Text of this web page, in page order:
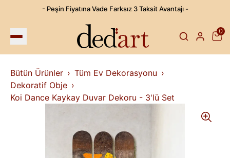
- Peşin Fiyatına Vade Farksız 3 Taksit Avantajı -
0
Bütün Ürünler
Tüm Ev Dekorasyonu
Dekoratif Obje
Koi Dance Kaykay Duvar Dekoru - 3'lü Set